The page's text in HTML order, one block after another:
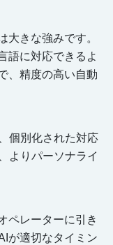
きな強みです。
語に対応できるよ
、精度の高い自動
個別化された対応
よりパーソナライ
ペレーターに引き
が適切なタイミン